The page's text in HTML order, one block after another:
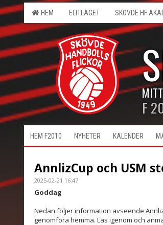
HEM ELITLAGET SKÖVDE HF
F
HEM F2010 NYHETER KALENDER
AnnlizCup och USM
2025-02-21 16:47
Goddag
Nedan följer information avseende
genomföra hemma. Läs igenom och